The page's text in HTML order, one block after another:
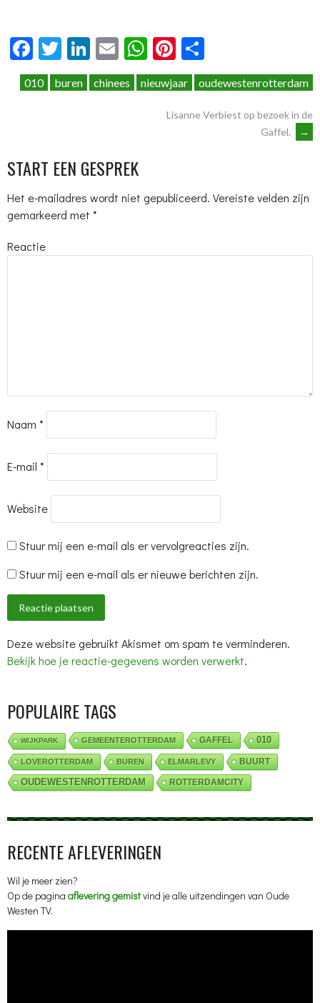
Facebook
Twitter
LinkedIn
EmailWhatsApp
Pinterest
010 buren chinees nieuwjaar oudewestenrotterdam
BERICHTNAVIGATIELisanne Verbiest op bezoek in de
Gaffel.
→
START EEN GESPREK
Het e-mailadres wordt niet gepubliceerd. Vereiste velden zijn
gemarkeerd met *
Reactie
Naam *
E-mail *
Website
Stuur mij een e-mail als er vervolgreacties zijn.
Stuur mij een e-mail als er nieuwe berichten zijn.
Deze website gebruikt Akismet om spam te verminderen.
Bekijk hoe je reactie-gegevens worden verwerkt.
POPULAIRE TAGS
WIJKPARK GEMEENTEROTTERDAM GAFFEL 010
LOVEROTTERDAM BUREN ELMARLEVY BUURT
OUDEWESTENROTTERDAM ROTTERDAMCITY
RECENTE AFLEVERINGEN
Wil je meer zien?
Op de pagina aflevering gemistvind je alle uitzendingen van Oude
Westen TV.